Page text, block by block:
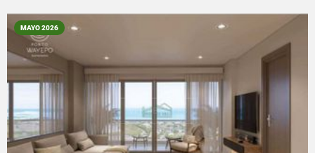
MAYO 2026
VER DETALLES